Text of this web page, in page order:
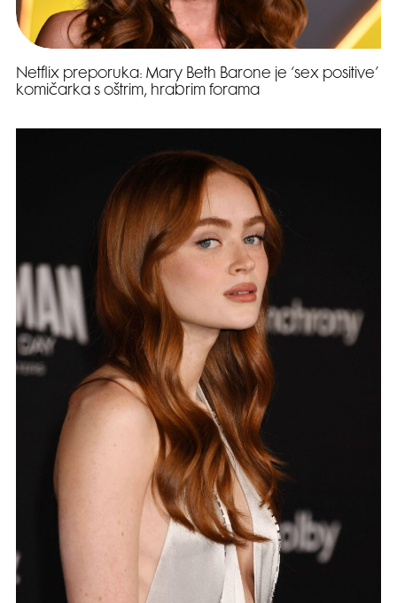
Netflix preporuka: Mary Beth Barone je ‘sex positive’
komičarka s oštrim, hrabrim forama